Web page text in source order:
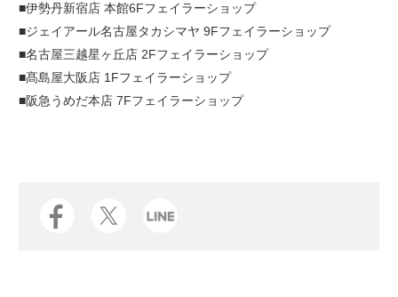
■伊勢丹新宿店 本館6Fフェイラーショップ
■ジェイアール名古屋タカシマヤ 9Fフェイラーショップ
■名古屋三越星ヶ丘店 2Fフェイラーショップ
■髙島屋大阪店 1Fフェイラーショップ
■阪急うめだ本店 7Fフェイラーショップ